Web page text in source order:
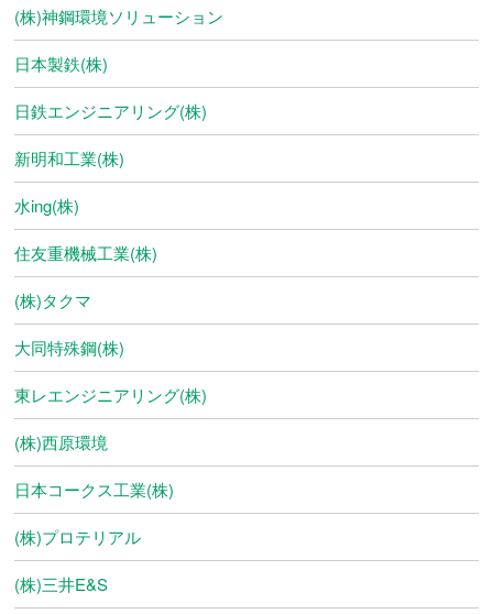
(株)神鋼環境ソリューション
日本製鉄(株)
日鉄エンジニアリング(株)
新明和工業(株)
水ing(株)
住友重機械工業(株)
(株)タクマ
大同特殊鋼(株)
東レエンジニアリング(株)
(株)西原環境
日本コークス工業(株)
(株)プロテリアル
(株)三井E&S